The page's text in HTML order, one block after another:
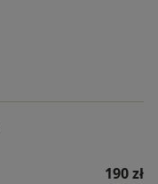
190 zł